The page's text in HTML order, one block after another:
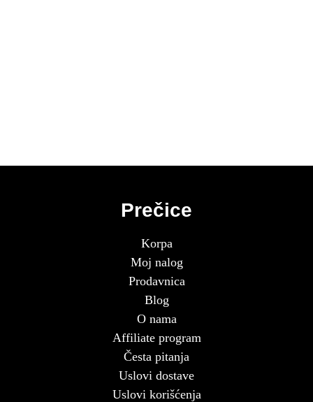
Prečice
Korpa
Moj nalog
Prodavnica
Blog
O nama
Affiliate program
Česta pitanja
Uslovi dostave
Uslovi korišćenja